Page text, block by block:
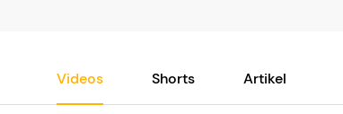
Videos Shorts Artikel